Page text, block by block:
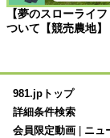
【夢のスローライ
ついて【競売農地】
981.jpトップ
詳細条件検索
会員限定動画
ニュ